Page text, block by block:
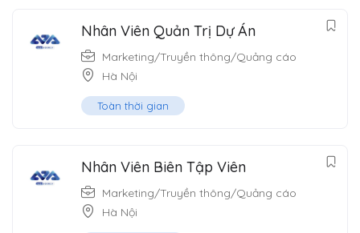
Nhân Viên Quản Trị Dự Án
Marketing/Truyền thông/Quảng cáo
Hà Nội
Toàn thời gian
Nhân Viên Biên Tập Viên
Marketing/Truyền thông/Quảng cáo
Hà Nội